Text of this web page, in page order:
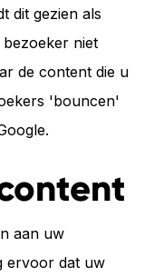
dit gezien als
niet
de content die u
'bouncen'
aan uw
ervoor dat uw